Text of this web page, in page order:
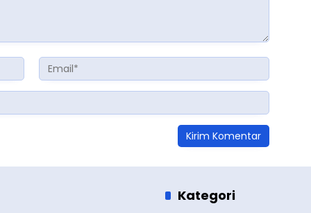
Kategori